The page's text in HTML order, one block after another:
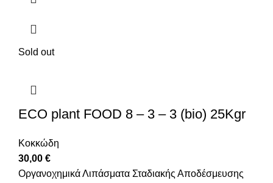
Sold out
ECO plant FOOD 8 – 3 – 3 (bio) 25Kgr
Κοκκώδη
30,00 €
Οργανοχημικά Λιπάσματα Σταδιακής Αποδέσμευσης